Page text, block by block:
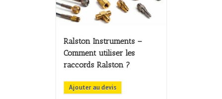
Ralston Instruments –
Comment utiliser les
raccords Ralston ?
Ajouter au devis